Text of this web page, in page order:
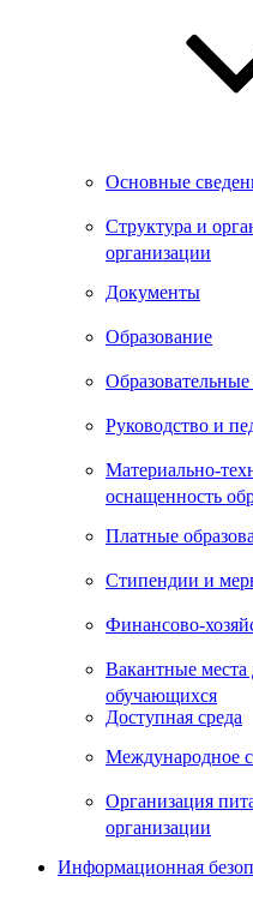
Основные
Структура и
организации
Документы
Образование
Руководство и
Материально-
оснащенность
Платные
Стипендии и
Финансово-
Вакантные места
обучающихся
Доступная среда
Международное
Организация
организации
Информационная